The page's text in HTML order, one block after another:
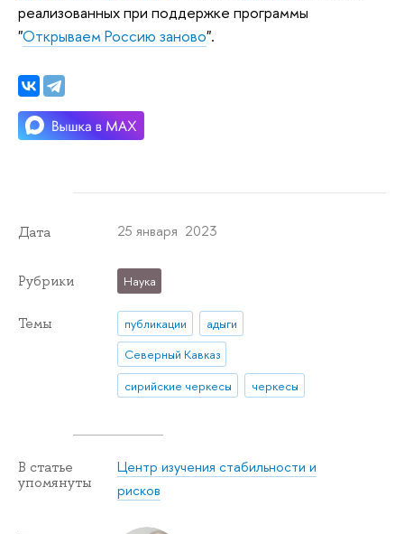
реализованных при поддержке программы
"Открываем Россию заново".
Дата 25 января 2023
Рубрики Наука
Темы публикации
адыги
Северный Кавказ
сирийские черкесы
черкесы
В статье
упомянуты
Центр изучения стабильности и
рисков